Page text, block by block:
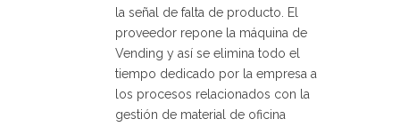
la señal de falta de producto. El
proveedor repone la máquina de
Vending y así se elimina todo el
tiempo dedicado por la empresa a
los procesos relacionados con la
gestión de material de oficina